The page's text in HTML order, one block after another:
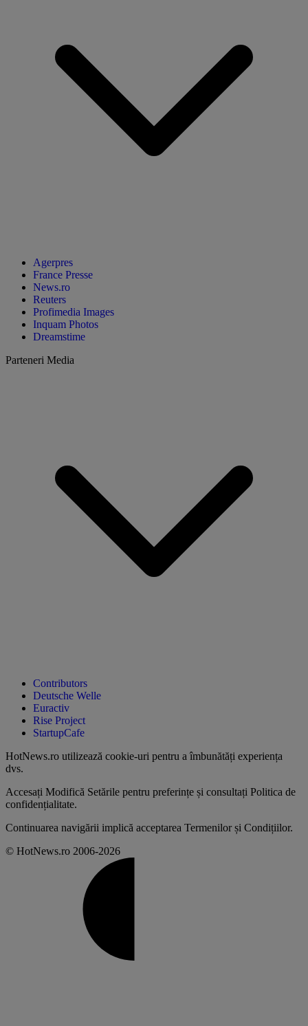
Agerpres
France Presse
News.ro
Reuters
Profimedia Images
Inquam Photos
Dreamstime
Parteneri Media
Contributors
Deutsche Welle
Euractiv
Rise Project
StartupCafe
HotNews.ro utilizează cookie-uri pentru a îmbunătăți experiența
dvs.
Accesați Modifică Setările pentru preferințe și consultați Politica de
confidențialitate.
Continuarea navigării implică acceptarea Termenilor și Condițiilor.
© HotNews.ro 2006-2026